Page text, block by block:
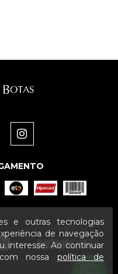
Plataforma
e outras tecnologias
de navegação
interesse. Ao continuar
nossa política de